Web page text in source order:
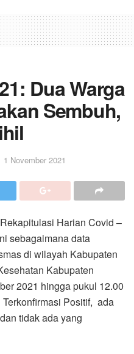
Harian Covid –
sebagaimana data
di wilayah Kabupaten
Kabupaten
2021 hingga pukul 12.00
Positif, ada
tidak ada yang
Jurubicara Satuan
Covid-19 Kabupaten
S. Sos, Msi kepada
data sebelumnya pada
Harian Covid – 19
ada warga Asahan